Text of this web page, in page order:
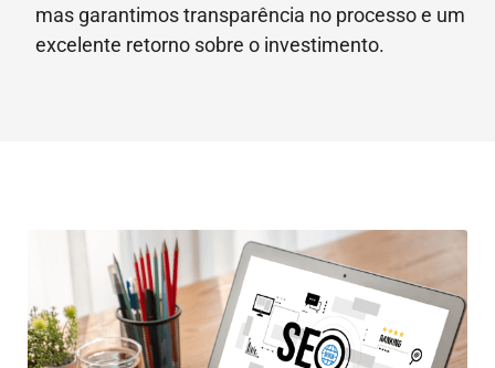
mas garantimos transparência no processo e um
excelente retorno sobre o investimento.